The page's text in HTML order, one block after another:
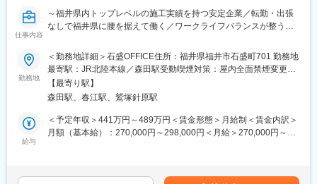
ンを考え実施していただきます。
・当社は、1909年創業の老舗企業であり、福井県を拠点に電気設
備工事と電材販売を中心とした３つの事業を展開しています。
（1）家電事業：家庭用電化製品の販売を通じて、地域の暮らしを
支える役割を担っています。
器を取り扱い、企業の生産活動を支援しています。
（3）電設事業：電気設備工事、通信設備工事、プラント設計・施
・当社は「グローカル（Global × Local）」という視点より、地域
仕事内容
～福井県内トップレベルの施工実績を持つ安定企業／転勤・出張
なしで福井県に腰を据えて働く／ワークライフバランスが整う／
■業務概要
当社の人事総務担当として、幅広い業務をお任せします。全社的
な採用や教育体制の構築・改善に携わり、社員が安心して働ける
環境づくりをリードする重要なポジションです。
＜具体的には＞
◎新卒・中途採用活動企画運営
◎傷病手当の手続
勤務地
＜勤務地詳細＞石盛OFFICE住所：福井県福井市石盛町701 勤務地
最寄駅：JR北陸本線／森田駅受動喫煙対策：屋内全面禁煙変更の
範囲：無
【最寄り駅】
森田駅、春江駅、鷲塚針原駅
給与
＜予定年収＞441万円～489万円＜賃金形態＞月給制＜賃金内訳＞
月額（基本給）：270,000円～298,000円＜月給＞270,000円～